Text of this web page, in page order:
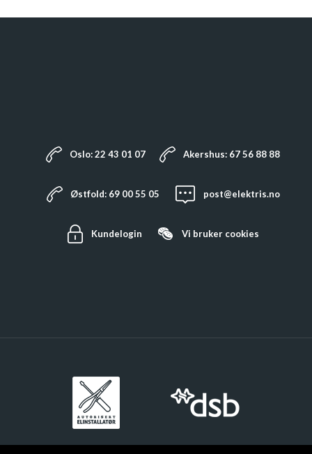
Oslo: 22 43 01 07 Akershus: 67 56 88 88
Østfold: 69 00 55 05 post@elektris.no
Kundelogin Vi bruker cookies